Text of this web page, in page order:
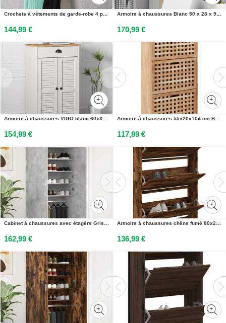
Crochets à vêtements de garde-robe 4 pcs Argenté Aluminium
144,99 €
Armoire à chaussures Blanc 50 x 28 x 98 cm Bois de Paulownia
170,99 €
Armoire à chaussures VIGO blanc 60x35x96 cm bois massif de pin
154,99 €
Armoire à chaussures 55x20x104 cm Bois de noyer massif
117,99 €
Cabinet à chaussures avec étagère Gris béton 80 x 39 x 178 cm
162,99 €
Armoire à chaussures chêne fumé 80x21x125,5 cm bois ingénierie
136,99 €